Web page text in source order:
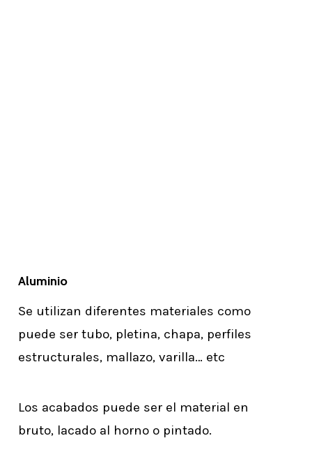
Aluminio
Se utilizan diferentes materiales como
puede ser tubo, pletina, chapa, perfiles
estructurales, mallazo, varilla… etc
Los acabados puede ser el material en
bruto, lacado al horno o pintado.